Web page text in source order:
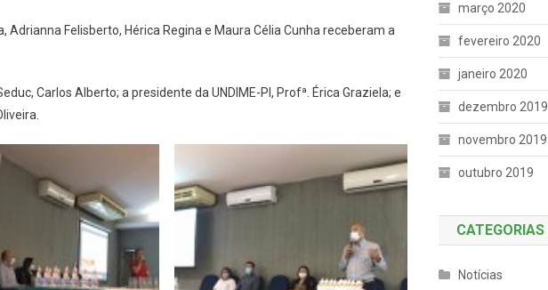
Felisberto, Hérica Regina e Maura Célia Cunha receberam a
Carlos Alberto; a presidente da UNDIME-PI, Profª. Érica Graziela; e
março 2020
fevereiro 2020
janeiro 2020
dezembro 2019
novembro 2019
outubro 2019
CATEGORIAS
Notícias